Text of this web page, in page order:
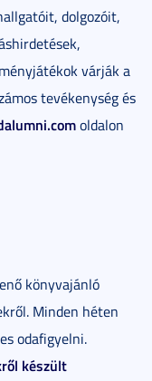
dolgozóit,
várják a
tevékenység és
oldalon
könyvajánló
Minden héten
odafigyelni.
készült